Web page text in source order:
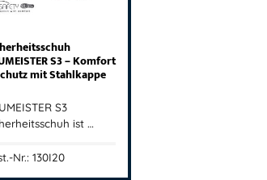
S3 – Komfort
mit Stahlkappe
S3
ist …
Nr.: 130I20